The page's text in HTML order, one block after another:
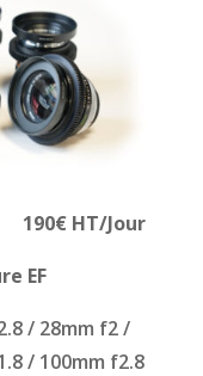
HT/Jour
EF
/ 28mm f2 /
/ 100mm f2.8